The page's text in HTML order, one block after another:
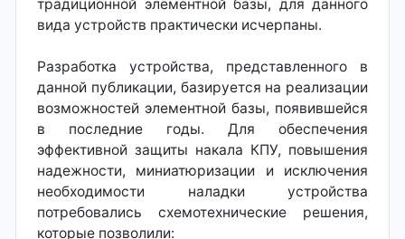
традиционной элементной базы, для данного
вида устройств практически исчерпаны.
Разработка устройства, представленного в
данной публикации, базируется на реализации
возможностей элементной базы, появившейся
в последние годы. Для обеспечения
эффективной защиты накала КПУ, повышения
надежности, миниатюризации и исключения
необходимости наладки устройства
потребовались схемотехнические решения,
которые позволили: